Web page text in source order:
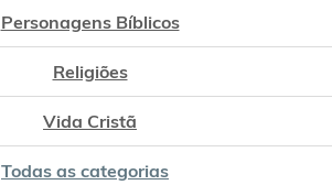
Personagens Bíblicos
Religiões
Vida Cristã
Todas as categorias